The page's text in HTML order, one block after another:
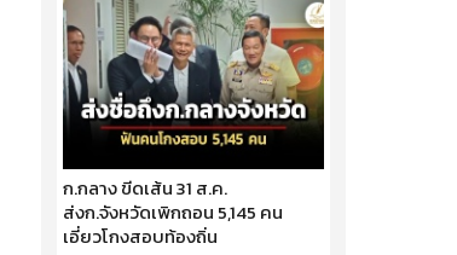
ก.กลาง ขีดเส้น 31 ส.ค.
ส่งก.จังหวัดเพิกถอน 5,145 คน
เอี่ยวโกงสอบท้องถิ่น